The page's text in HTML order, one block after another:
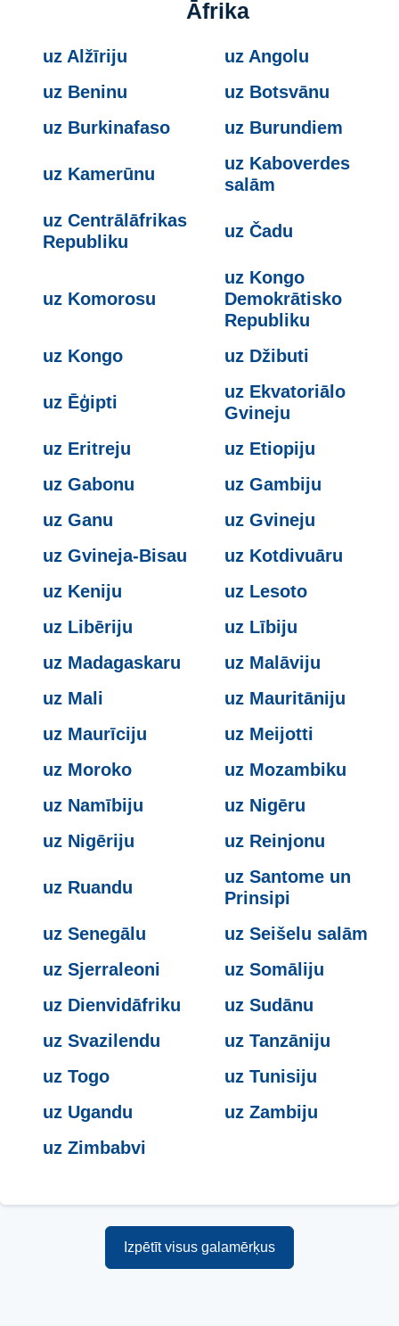
Āfrika
uz Alžīriju
uz Angolu
uz Beninu
uz Botsvānu
uz Burkinafaso
uz Burundiem
uz Kamerūnu
uz Kaboverdes
salām
uz Centrālāfrikas
Republiku
uz Čadu
uz Komorosu
uz Kongo
Demokrātisko
Republiku
uz Kongo
uz Džibuti
uz Ēģipti
uz Ekvatoriālo
Gvineju
uz Eritreju
uz Etiopiju
uz Gabonu
uz Gambiju
uz Ganu
uz Gvineju
uz Gvineja-Bisau
uz Kotdivuāru
uz Keniju
uz Lesoto
uz Libēriju
uz Lībiju
uz Madagaskaru
uz Malāviju
uz Mali
uz Mauritāniju
uz Maurīciju
uz Meijotti
uz Moroko
uz Mozambiku
uz Namībiju
uz Nigēru
uz Nigēriju
uz Reinjonu
uz Ruandu
uz Santome un
Prinsipi
uz Senegālu
uz Seišelu salām
uz Sjerraleoni
uz Somāliju
uz Dienvidāfriku
uz Sudānu
uz Svazilendu
uz Tanzāniju
uz Togo
uz Tunisiju
uz Ugandu
uz Zambiju
uz Zimbabvi
Izpētīt visus galamērķus